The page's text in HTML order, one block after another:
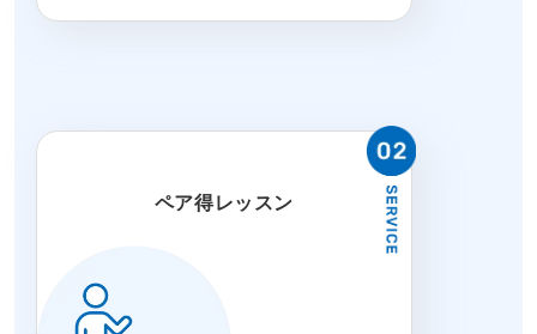
ペア得レッスン